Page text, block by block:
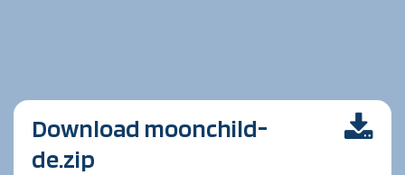
Download moonchild-
de.zip